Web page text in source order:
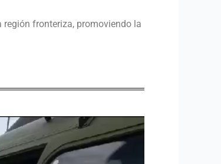
región fronteriza, promoviendo la